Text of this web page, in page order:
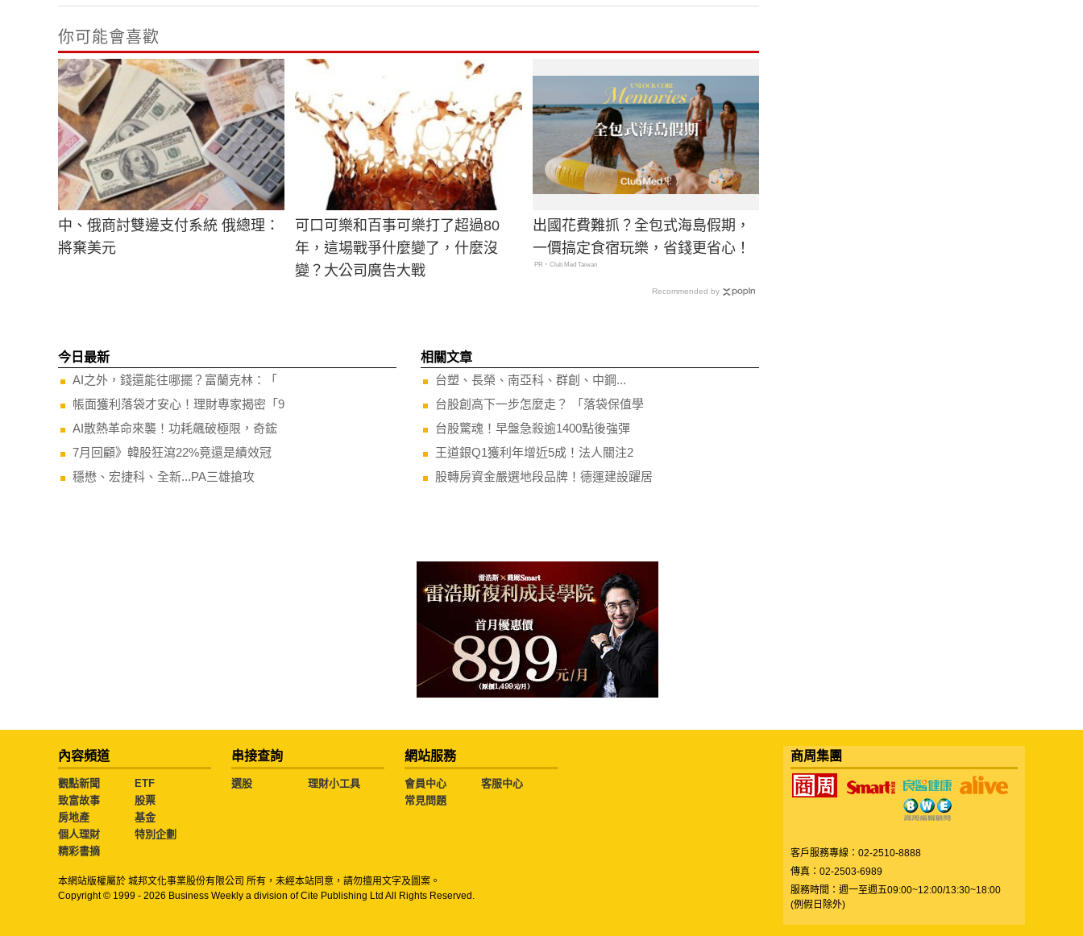
你可能會喜歡
中、俄商討雙邊支付系統 俄總理：
將棄美元
可口可樂和百事可樂打了超過80
年，這場戰爭什麼變了，什麼沒
變？大公司廣告大戰
出國花費難抓？全包式海島假期，
一價搞定食宿玩樂，省錢更省心！
PR・Club Med Taiwan
Recommended by
今日最新
AI之外，錢還能往哪擺？富蘭克林：「
帳面獲利落袋才安心！理財專家揭密「9
AI散熱革命來襲！功耗飆破極限，奇鋐
7月回顧》韓股狂瀉22%竟還是績效冠
穩懋、宏捷科、全新...PA三雄搶攻
相關文章
台塑、長榮、南亞科、群創、中鋼...
台股創高下一步怎麼走？ 「落袋保值學
台股驚魂！早盤急殺逾1400點後強彈
王道銀Q1獲利年增近5成！法人關注2
股轉房資金嚴選地段品牌！德運建設躍居
內容頻道
觀點新聞
ETF
致富故事
股票
房地產
基金
個人理財
特別企劃
精彩書摘
串接查詢
選股 理財小工具
網站服務
會員中心
客服中心
常見問題
本網站版權屬於 城邦文化事業股份有限公司 所有，未經本站同意，請勿擅用文字及圖案。
Copyright © 1999 - 2026 Business Weekly a division of Cite Publishing Ltd All Rights Reserved.
商周集團
客戶服務專線：02-2510-8888
傳真：02-2503-6989
服務時間：週一至週五09:00~12:00/13:30~18:00
(例假日除外)